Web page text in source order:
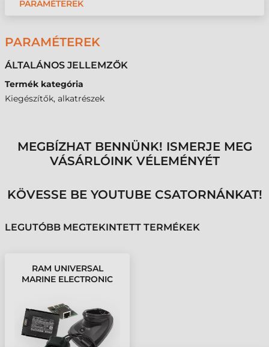
PARAMÉTEREK
PARAMÉTEREK
ÁLTALÁNOS JELLEMZŐK
Termék kategória
Kiegészítők, alkatrészek
MEGBÍZHAT BENNÜNK! ISMERJE MEG
VÁSÁRLÓINK VÉLEMÉNYÉT
KÖVESSE BE YOUTUBE CSATORNÁNKAT!
LEGUTÓBB MEGTEKINTETT TERMÉKEK
RAM UNIVERSAL
MARINE ELECTRONIC